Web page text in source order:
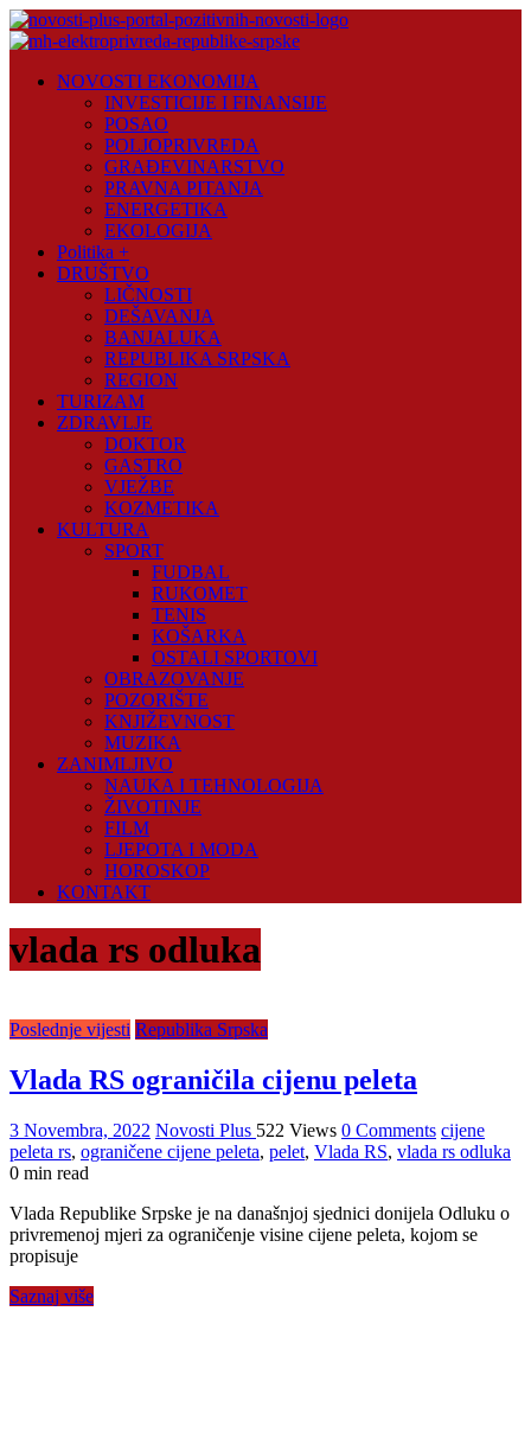
Skip
to
Plus
NOVOSTI EKONOMIJA
INVESTICIJE I FINANSIJE
POSAO
POLJOPRIVREDA
GRAĐEVINARSTVO
PRAVNA PITANJA
ENERGETIKA
EKOLOGIJA
Politika +
DRUŠTVO
LIČNOSTI
DEŠAVANJA
BANJALUKA
REPUBLIKA SRPSKA
REGION
TURIZAM
ZDRAVLJE
DOKTOR
GASTRO
VJEŽBE
KOZMETIKA
KULTURA
SPORT
FUDBAL
RUKOMET
TENIS
KOŠARKA
OSTALI SPORTOVI
OBRAZOVANJE
POZORIŠTE
KNJIŽEVNOST
MUZIKA
ZANIMLJIVO
NAUKA I TEHNOLOGIJA
ŽIVOTINJE
FILM
LJEPOTA I MODA
HOROSKOP
KONTAKT
vlada rs odluka
Poslednje vijesti Republika Srpska
Vlada RS ograničila cijenu peleta
3 Novembra, 2022 Novosti Plus 522 Views 0 Comments cijene
peleta rs, ograničene cijene peleta, pelet, Vlada RS, vlada rs odluka
0 min read
Vlada Republike Srpske je na današnjoj sjednici donijela Odluku o
privremenoj mjeri za ograničenje visine cijene peleta, kojom se
propisuje
Saznaj više